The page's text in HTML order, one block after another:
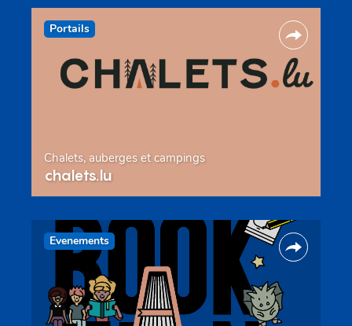
Portails
Chalets, auberges et campings
chalets.lu
Evenements